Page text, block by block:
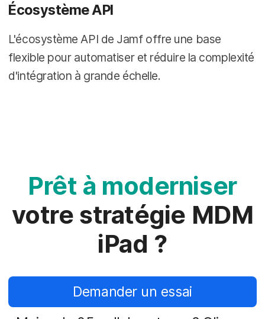
Écosystème API
L'écosystème API de Jamf offre une base
flexible pour automatiser et réduire la complexité
d'intégration à grande échelle.
Prêt à moderniser
votre stratégie MDM
iPad ?
Demander un essai